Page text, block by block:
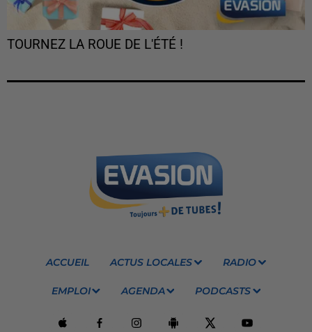
TOURNEZ LA ROUE DE L'ÉTÉ !
ACCUEIL ACTUS LOCALES RADIO
EMPLOI AGENDA PODCASTS